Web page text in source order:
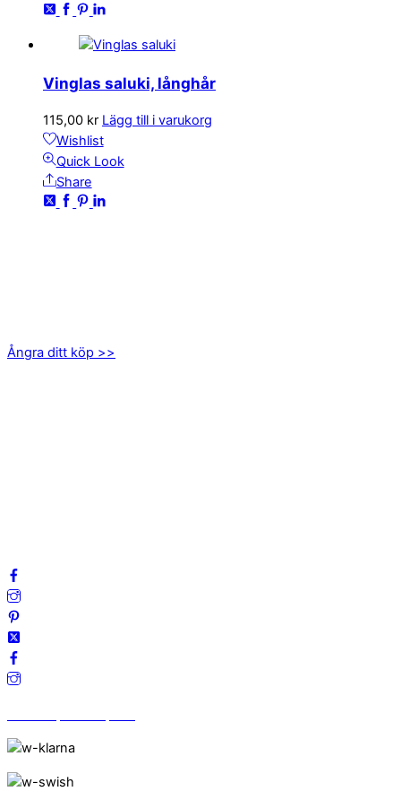
Vinglas saluki, långhår
115,00 kr Lägg till i varukorg
Wishlist
Quick Look
Share
Ångra ditt köp >>